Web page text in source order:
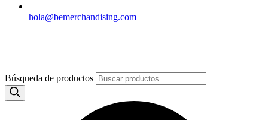
hola@bemerchandising.com
Búsqueda de productos